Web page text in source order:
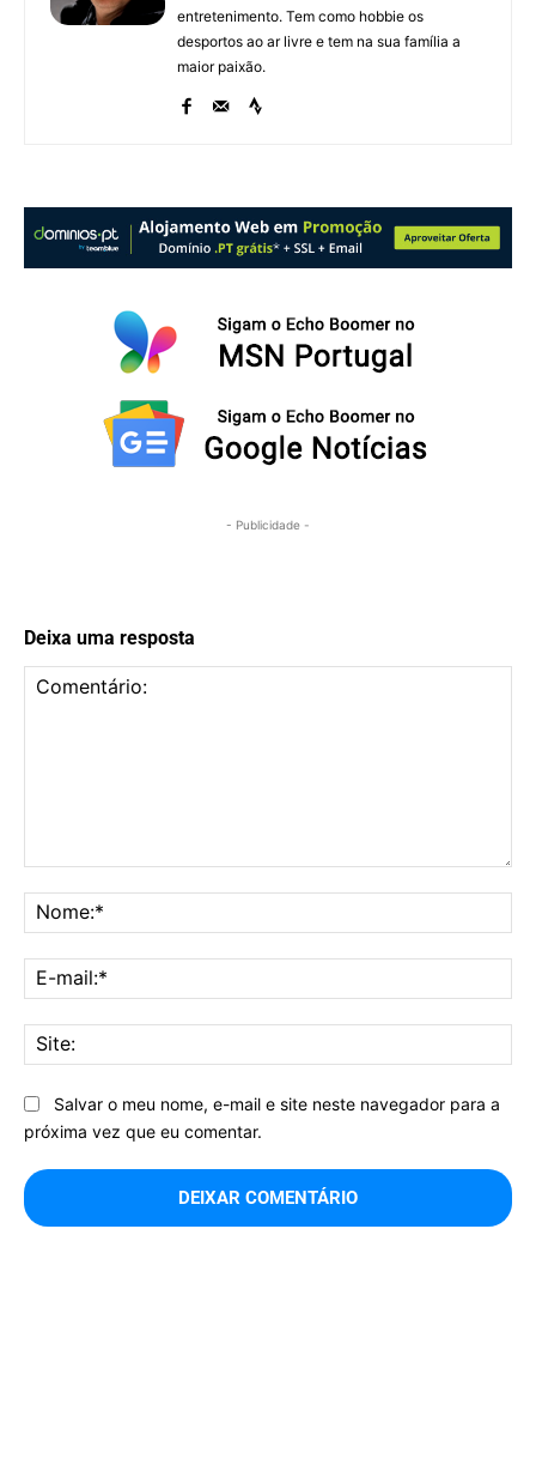
entretenimento. Tem como hobbie os
desportos ao ar livre e tem na sua família a
maior paixão.
- Publicidade -
Deixa uma resposta
Salvar o meu nome, e-mail e site neste navegador para a
próxima vez que eu comentar.